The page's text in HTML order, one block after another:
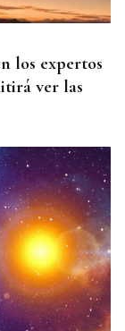
los expertos
ver las